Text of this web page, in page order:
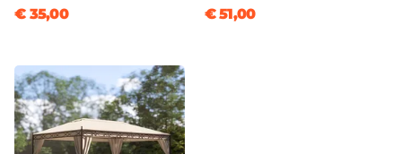
€ 35,00 € 51,00